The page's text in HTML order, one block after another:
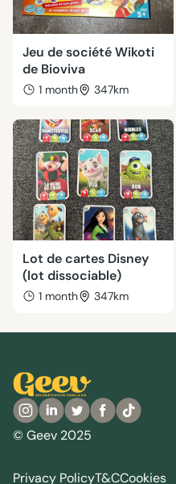
Jeu de société Wikoti
de Bioviva
1 month 347km
Lot de cartes Disney
(lot dissociable)
1 month 347km
© Geev 2025
Privacy PolicyT&CCookies